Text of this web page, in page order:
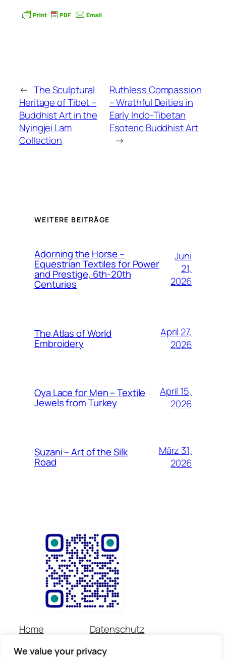
We value your privacy
← The Sculptural
Heritage of Tibet –
Buddhist Art in the
Nyingjei Lam
Collection
Ruthless Compassion
– Wrathful Deities in
Early Indo-Tibetan
Esoteric Buddhist Art
→
WEITERE BEITRÄGE
Adorning the Horse –
Equestrian Textiles for Power
and Prestige, 6th-20th
Centuries
Juni
21,
2026
The Atlas of World
Embroidery
April 27,
2026
Oya Lace for Men – Textile
Jewels from Turkey
April 15,
2026
Suzani – Art of the Silk
Road
März 31,
2026
Home
Veranstaltungen
Datenschutz
Kontakt